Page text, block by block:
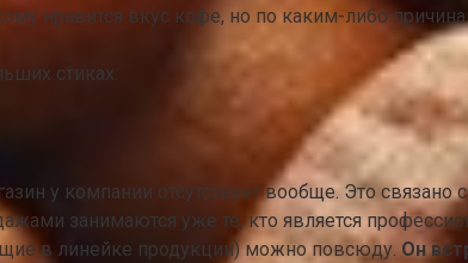
нравится вкус кофе, но по каким-либо
стиках.
у компании отсутствует вообще. Это связано
занимаются уже те, кто является
в линейке продукции) можно повсюду. Он